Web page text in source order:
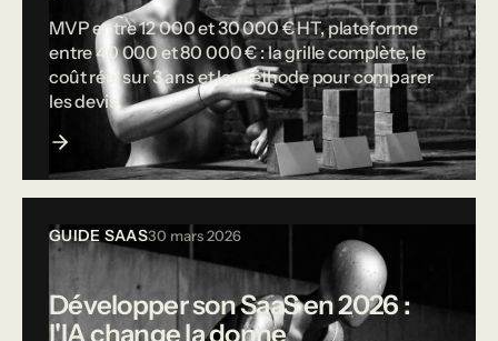
MVP entre 12 000 et 30 000 € HT, plateforme
entre 40 000 et 80 000 € : la grille complète, le
coût réel sur 3 ans et la méthode pour comparer
les devis.
GUIDE SAAS30 mars 2026
Développer son SaaS en 2026 :
l'IA change la donne